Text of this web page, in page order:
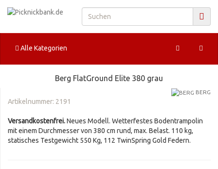
Alle Kategorien
Berg FlatGround Elite 380 grau
BERG
Artikelnummer: 2191
Versandkostenfrei.Neues Modell. Wetterfestes Bodentrampolin
mit einem Durchmesser von 380 cm rund, max. Belast. 110 kg,
statisches Testgewicht 550 Kg, 112 TwinSpring Gold Federn.